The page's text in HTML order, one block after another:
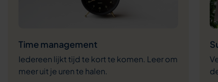
Time management
Iedereen lijkt tijd te kort te komen. Leer om
meer uit je uren te halen.